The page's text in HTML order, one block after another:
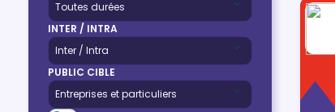
INTER / INTRA
PUBLIC CIBLE